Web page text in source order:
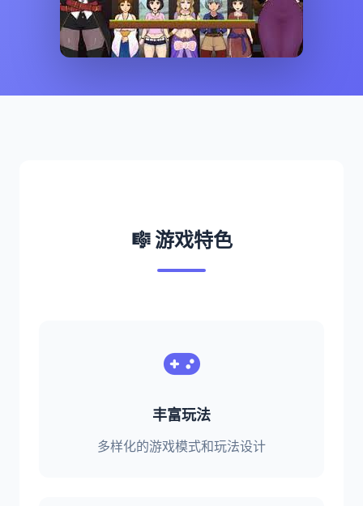
🎼 游戏特色
丰富玩法
多样化的游戏模式和玩法设计